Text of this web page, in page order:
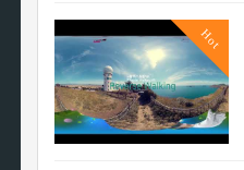
Hot